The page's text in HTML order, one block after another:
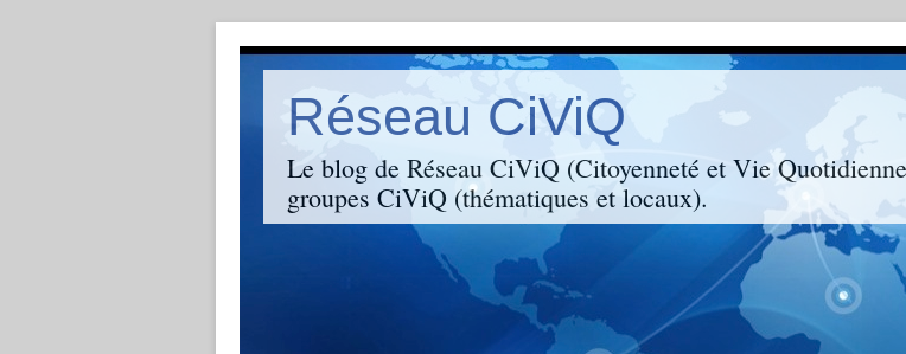
Réseau CiViQ
Le blog de Réseau CiViQ (Citoyenneté et Vie
groupes CiViQ (thématiques et locaux).